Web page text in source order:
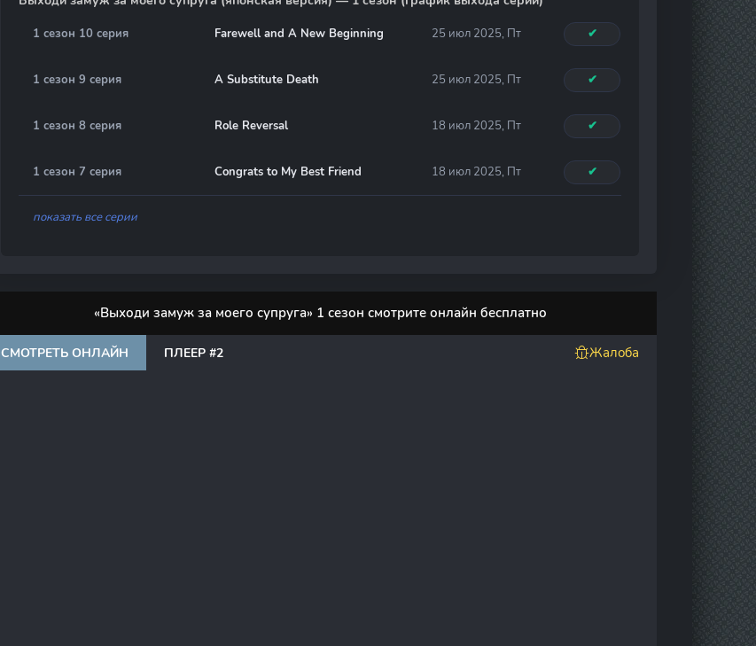
1 сезон 10 серия Farewell and A New Beginning 25 июл 2025, Пт ✔
1 сезон 9 серия A Substitute Death 25 июл 2025, Пт ✔
1 сезон 8 серия Role Reversal 18 июл 2025, Пт ✔
1 сезон 7 серия Congrats to My Best Friend 18 июл 2025, Пт ✔
показать все серии
«Выходи замуж за моего супруга» 1 сезон смотрите онлайн бесплатно
СМОТРЕТЬ ОНЛАЙН ПЛЕЕР #2 Жалоба